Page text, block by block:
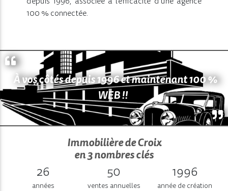
100 % connectée.
À vos côtés depuis 1996 et maintenant 100 %
WEB !!
Immobilière de Croix
en 3 nombres clés
26
années
50
ventes annuelles
1996
année de création